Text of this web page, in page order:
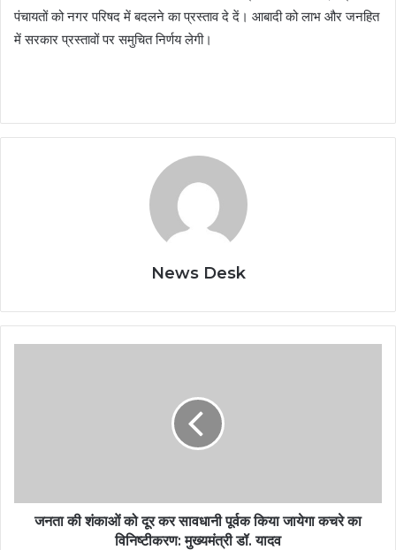
पंचायतों को नगर परिषद में बदलने का प्रस्ताव दे दें। आबादी को लाभ और जनहित
में सरकार प्रस्तावों पर समुचित निर्णय लेगी।
News Desk
जनता की शंकाओं को दूर कर सावधानी पूर्वक किया जायेगा कचरे का
विनिष्टीकरण: मुख्यमंत्री डॉ. यादव